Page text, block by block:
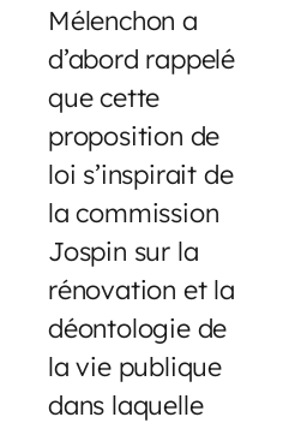
Mélenchon a
d’abord rappelé
que cette
proposition de
loi s’inspirait de
la commission
Jospin sur la
rénovation et la
déontologie de
la vie publique
dans laquelle